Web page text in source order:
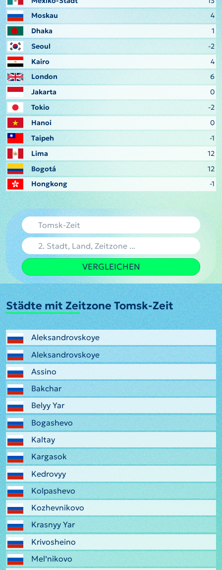
Moskau
4
Dhaka
1
Seoul
-2
Kairo
4
London
6
Jakarta
0
Tokio
-2
Hanoi
0
Taipeh
-1
Lima
12
Bogotá
12
Hongkong
-1
VERGLEICHEN
Städte mit Zeitzone Tomsk-Zeit
Aleksandrovskoye
Aleksandrovskoye
Assino
Bakchar
Belyy Yar
Bogashevo
Kaltay
Kargasok
Kedrovyy
Kolpashevo
Kozhevnikovo
Krasnyy Yar
Krivosheino
Mel’nikovo